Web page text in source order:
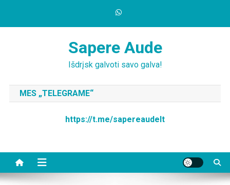
Sapere Aude
Išdrįsk galvoti savo galva!
MES „TELEGRAME“
https://t.me/sapereaudelt